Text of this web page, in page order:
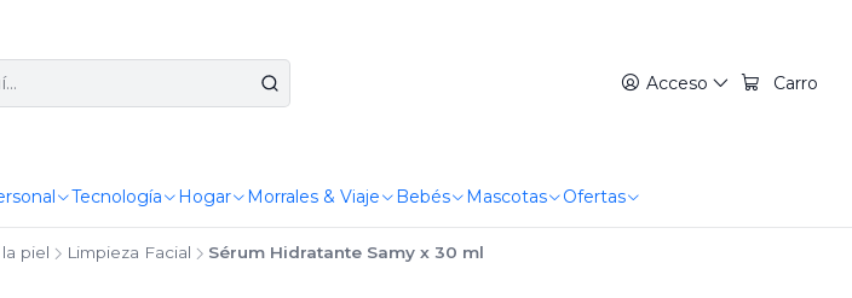
Acceso Carro
Tecnología Hogar Morrales & Viaje Bebés Mascotas Ofertas
piel Limpieza Facial Sérum Hidratante Samy x 30 ml